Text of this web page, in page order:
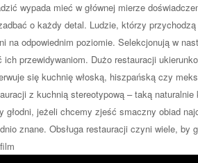
wypada mieć w głównej mierze
o każdy detal. Ludzie, którzy
na odpowiednim poziomie. Selekcjonują w
ich przewidywaniom. Dużo restauracji
się kuchnię włoską, hiszpańską czy
z kuchnią stereotypową – taką
głodni, jeżeli chcemy zjeść smaczny obiad
znane. Obsługa restauracji czyni wiele, by